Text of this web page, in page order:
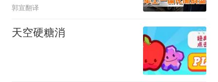
郭宣翻译
天空硬糖消